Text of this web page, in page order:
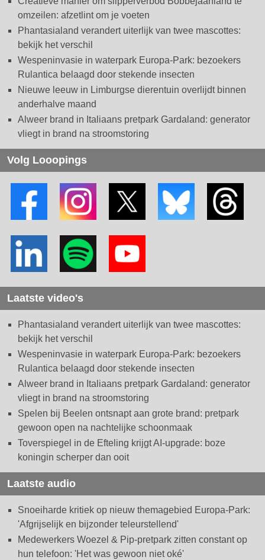
omzeilen: afzetlint om je voeten
Phantasialand verandert uiterlijk van twee mascottes:
bekijk het verschil
Wespeninvasie in waterpark Europa-Park: bezoekers
Rulantica belaagd door stekende insecten
Nieuwe leeuw in Limburgse dierentuin overlijdt binnen
anderhalve maand
Alweer brand in Italiaans pretpark Gardaland: generator
vliegt in brand na stroomstoring
Volg Looopings
Laatste video's
Phantasialand verandert uiterlijk van twee mascottes:
bekijk het verschil
Wespeninvasie in waterpark Europa-Park: bezoekers
Rulantica belaagd door stekende insecten
Alweer brand in Italiaans pretpark Gardaland: generator
vliegt in brand na stroomstoring
Spelen bij Beelen ontsnapt aan grote brand: pretpark
gewoon open na nachtelijke schoonmaak
Toverspiegel in de Efteling krijgt AI-upgrade: boze
koningin scherper dan ooit
Laatste audio
Snoeiharde kritiek op nieuw themagebied Europa-Park:
'Afgrijselijk en bijzonder teleurstellend'
Medewerkers Woezel & Pip-pretpark zitten constant op
hun telefoon: 'Het was gewoon niet oké'